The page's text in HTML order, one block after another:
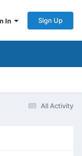
In Sign Up
All Activity